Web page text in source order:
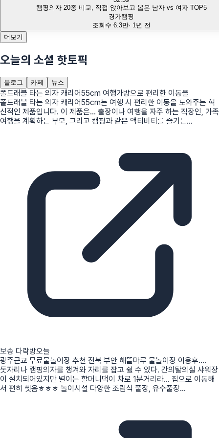
캠핑의자 20종 비교, 직접 앉아보고 뽑은 남자 vs 여자 TOP5
경가캠핑
조회수 6.3만· 1년 전
더보기
오늘의 소셜 핫토픽
블로그 카페 뉴스
폴드래블 타는 의자 캐리어55cm 여행가방으로 편리한 이동을
폴드래블 타는 의자 캐리어55cm는 여행 시 편리한 이동을 도와주는 혁
신적인 제품입니다. 이 제품은... 출장이나 여행을 자주 하는 직장인, 가족
여행을 계획하는 부모, 그리고 캠핑과 같은 액티비티를 즐기는...
보송 다락방오늘
광주근교 무료물놀이장 추천 전북 부안 해뜰마루 물놀이장 이용후....
돗자리나 캠핑의자를 챙겨와 자리를 잡고 쉴 수 있다. 간의탈의실 샤워장
이 설치되어있지만 별이는 할머니댁이 차로 1분거리라... 집으로 이동해
서 편히 씻음ㅎㅎㅎ 놀이시설 다양한 조립식 풀장, 유수풀장...